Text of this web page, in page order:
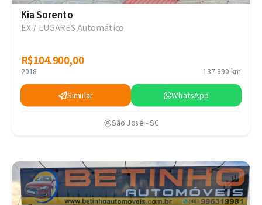
Kia Sorento
EX 7 LUGARES Automático
R$104.900,00
R$104.900,00
2018 137.890 km
Simular WhatsApp
São José - SC